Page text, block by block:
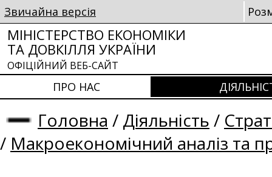
Звичайна версія
МІНІСТЕРСТВО ЕКОНОМІКИ
ТА ДОВКІЛЛЯ УКРАЇНИ
ОФІЦІЙНИЙ ВЕБ-САЙТ
ПРО НАС
Головна / Діяльність /
/ Макроекономічний аналіз та